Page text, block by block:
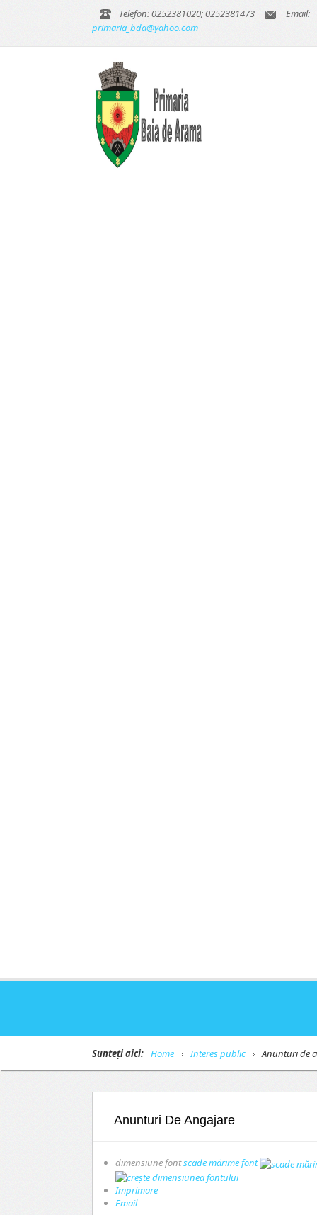
Telefon: 0252381020; 0252381473
Email:
primaria_bda@yahoo.com
Sunteți aici: Home Interes public Anunturi de
Anunturi De Angajare
dimensiune fontscade mărime font
Imprimare
Email